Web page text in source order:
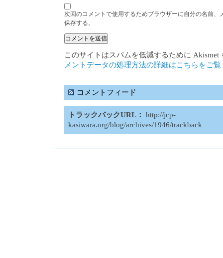
次回のコメントで使用するためブラウザーに自分の名前、
保存する。
このサイトはスパムを低減するために Akismet
メントデータの処理方法の詳細はこちらをご
コメントフィード
トラックバックURL：
http://jcp-
kasiwara.org/blog/archives/1946/trackback